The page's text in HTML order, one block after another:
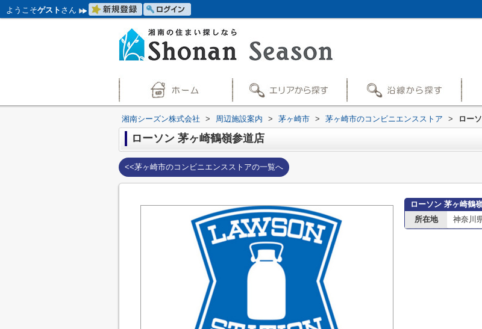
ようこそゲスト さん
湘南シーズン株式会社 > 周辺施設案内 > 茅ヶ崎市 > 茅ヶ崎市のコンビニエンスストア > ロー
ローソン 茅ヶ崎鶴嶺参道店
<<茅ヶ崎市のコンビニエンスストアの一覧へ
ローソン 茅ヶ崎鶴
所在地
神奈川